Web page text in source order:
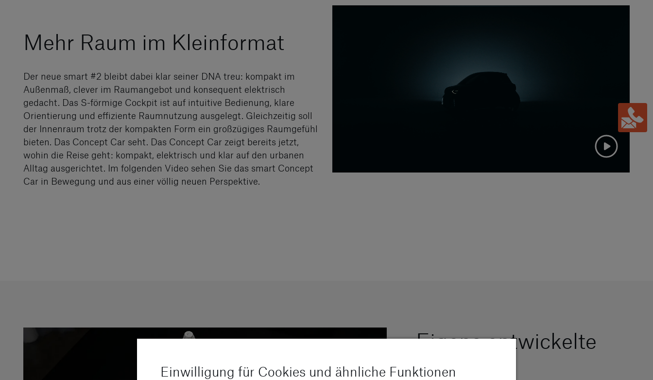
Mehr Raum im Kleinformat
Der neue smart #2 bleibt dabei klar seiner DNA treu: kompakt im
Außenmaß, clever im Raumangebot und konsequent elektrisch
gedacht. Das S-förmige Cockpit ist auf intuitive Bedienung, klare
Orientierung und effiziente Raumnutzung ausgelegt. Gleichzeitig soll
der Innenraum trotz der kompakten Form ein großzügiges Raumgefühl
bieten. Das Concept Car seht. Das Concept Car zeigt bereits jetzt,
wohin die Reise geht: kompakt, elektrisch und klar auf den urbanen
Alltag ausgerichtet. Im folgenden Video sehen Sie das smart Concept
Car in Bewegung und aus einer völlig neuen Perspektive.
Eigens entwickelte
Plattform
Einwilligung für Cookies und ähnliche Funktionen